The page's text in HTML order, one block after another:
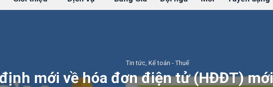
Tin tức, Kế toán - Thuế
mới về hóa đơn điện tử (HĐĐT)